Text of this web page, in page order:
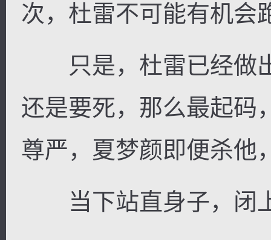
次，杜雷不可能有机会
只是，杜雷已经做
还是要死，那么最起码
尊严，夏梦颜即便杀他
当下站直身子，闭